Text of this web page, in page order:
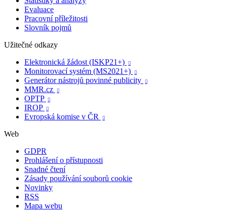
Evaluace
Pracovní příležitosti
Slovník pojmů
Užitečné odkazy
Elektronická žádost (ISKP21+)

Monitorovací systém (MS2021+) 
Generátor nástrojů povinné publicity 
MMR.cz 
OPTP 
IROP 
Evropská komise v ČR 
Web
GDPR
Prohlášení o přístupnosti
Snadné čtení
Zásady používání souborů cookie
Novinky
RSS
Mapa webu